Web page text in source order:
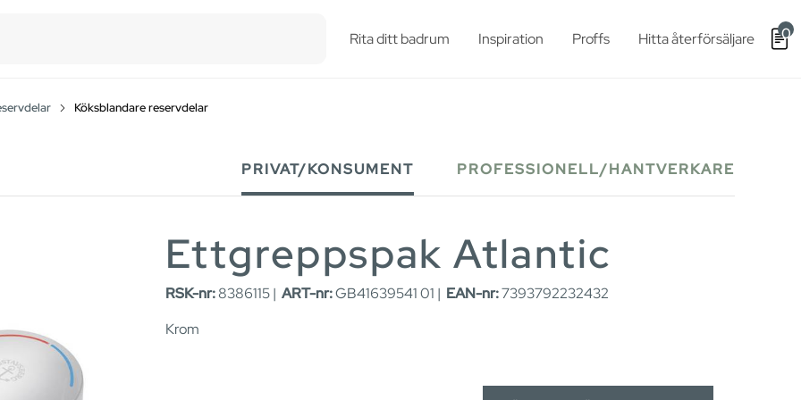
Rita ditt badrum Inspiration Proffs Hitta återförsäljare 0
Köksblandare reservdelar
PRIVAT/KONSUMENT PROFESSIONELL/HANTVERKARE
Ettgreppspak Atlantic
RSK-nr:8386115 | ART-nr:GB41639541 01 | EAN-nr:7393792232432
Krom